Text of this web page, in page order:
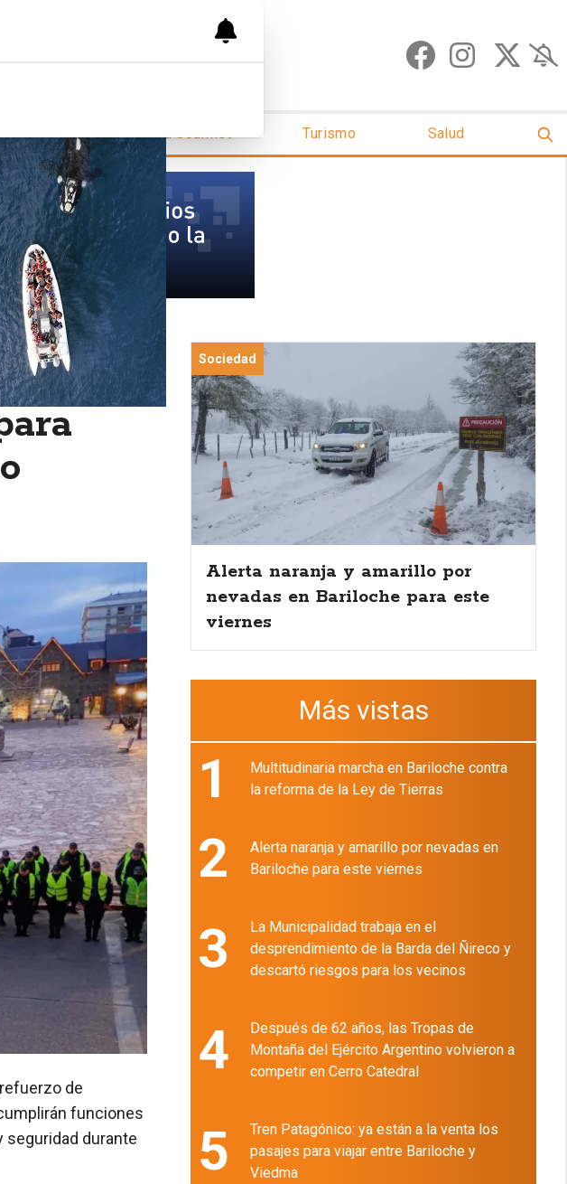
Latitud Gourmet Turismo Salud
funciones
seguridad durante
Sociedad
Alerta naranja y amarillo por
nevadas en Bariloche para este
viernes
Más vistas
1
Multitudinaria marcha en Bariloche contra
la reforma de la Ley de Tierras
2
Alerta naranja y amarillo por nevadas en
Bariloche para este viernes
3
La Municipalidad trabaja en el
desprendimiento de la Barda del Ñireco y
descartó riesgos para los vecinos
4
Después de 62 años, las Tropas de
Montaña del Ejército Argentino volvieron a
competir en Cerro Catedral
5
Tren Patagónico: ya están a la venta los
pasajes para viajar entre Bariloche y
Viedma